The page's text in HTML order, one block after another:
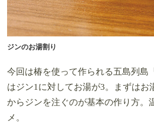
ジンのお湯割り
今回は椿を使って作られる五島列島
はジン1に対してお湯が3。まずはお
からジンを注ぐのが基本の作り方。
メ。